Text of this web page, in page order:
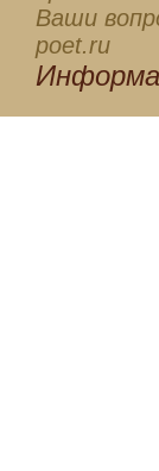
Ваши
poet.ru